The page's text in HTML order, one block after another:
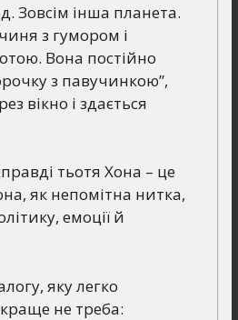
Зовсім інша планета.
з гумором і
Вона постійно
з павучинкою”,
вікно і здається
тьотя Хона – це
як непомітна нитка,
емоції й
яку легко
не треба: